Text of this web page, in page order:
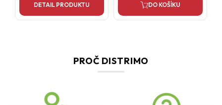
DETAIL PRODUKTU DO KOŠÍKU
PROČ DISTRIMO